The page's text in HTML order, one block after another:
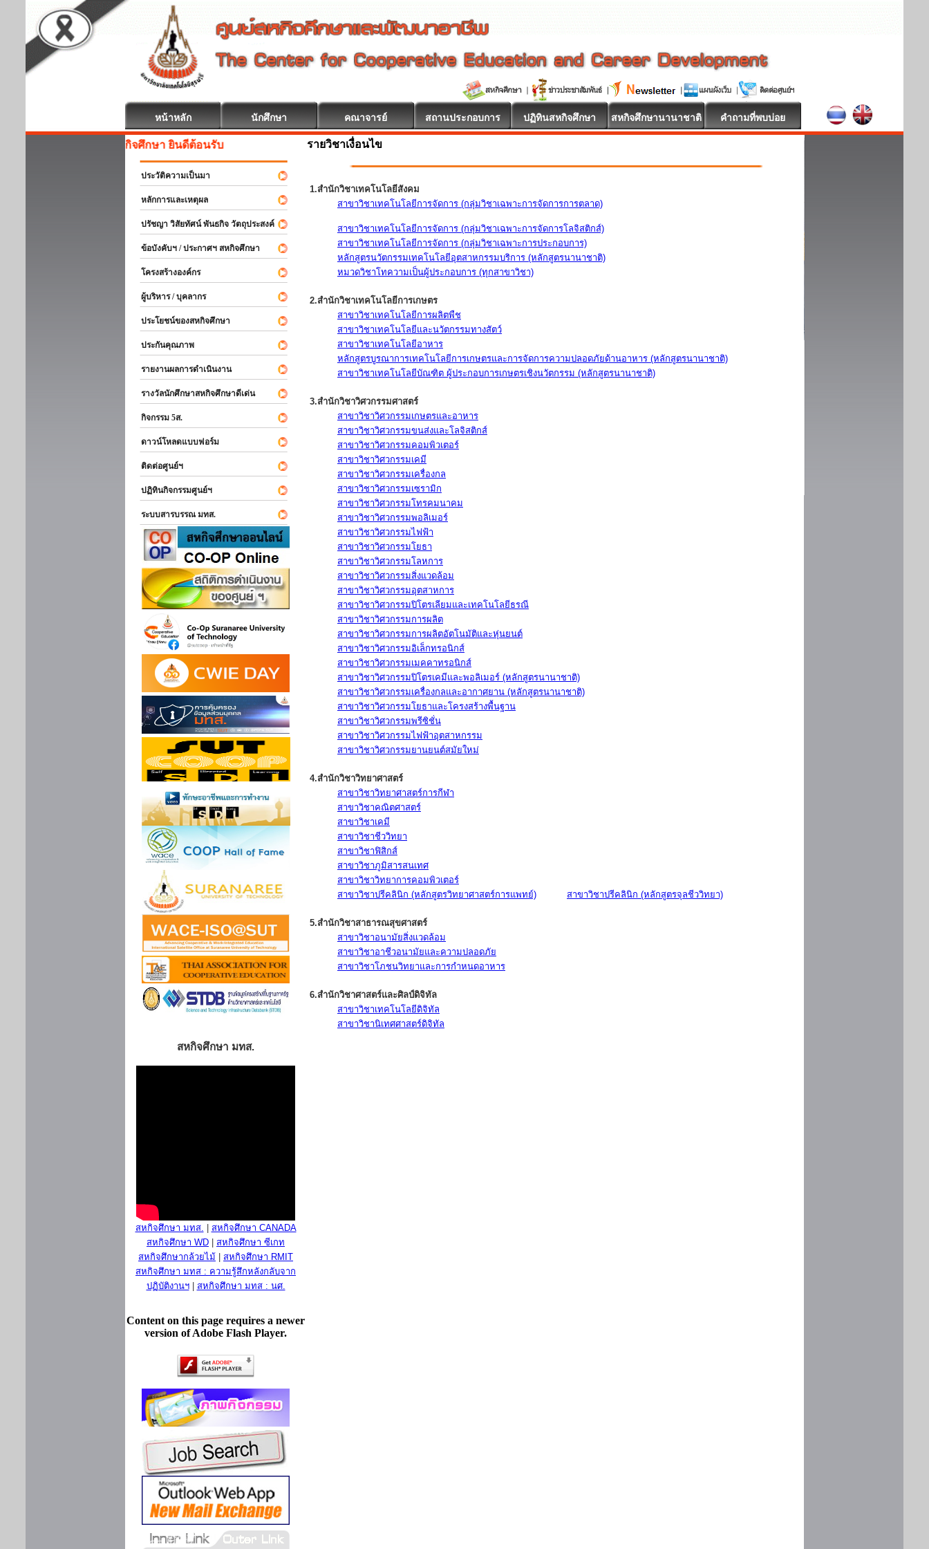
หน้าหลัก นักศึกษา คณาจารย์ สถานประกอบการ ปฏิทินสหกิจศึกษา สหกิจศึกษานานาชาติ คำถามที่พบบ่อย
สหกิจศึกษา ยินดีต้อนรับ
ประวัติความเป็นมา
หลักการและเหตุผล
ปรัชญา วิสัยทัศน์ พันธกิจ วัตถุประสงค์
ข้อบังคับฯ / ประกาศฯ สหกิจศึกษา
โครงสร้างองค์กร
ผู้บริหาร / บุคลากร
ประโยชน์ของสหกิจศึกษา
ประกันคุณภาพ
รายงานผลการดำเนินงาน
รางวัลนักศึกษาสหกิจศึกษาดีเด่น
กิจกรรม 5ส.
ดาวน์โหลดแบบฟอร์ม
ติดต่อศูนย์ฯ
ปฏิทินกิจกรรมศูนย์ฯ
ระบบสารบรรณ มทส.
สหกิจศึกษา มทส.
สหกิจศึกษา มทส.
สหกิจศึกษา CANADA
สหกิจศึกษา WD
สหกิจศึกษา ซีเกท
สหกิจศึกษากล้วยไม้
สหกิจศึกษา RMIT
สหกิจศึกษา มทส : ความรู้สึกหลังกลับจาก
ปฏิบัติงานฯ| สหกิจศึกษา มทส : นศ.
Content on this page requires a newer
version of Adobe Flash Player.
รายวิชาเงื่อนไข
1.สำนักวิชาเทคโนโลยีสังคม
สาขาวิชาเทคโนโลยีการจัดการ (กลุ่มวิชาเฉพาะการจัดการการตลาด)
สาขาวิชาเทคโนโลยีการจัดการ (กลุ่มวิชาเฉพาะการจัดการโลจิสติกส์)
สาขาวิชาเทคโนโลยีการจัดการ (กลุ่มวิชาเฉพาะการประกอบการ)
หลักสูตรนวัตกรรมเทคโนโลยีอุตสาหกรรมบริการ (หลักสูตรนานาชาติ)
หมวดวิชาโทความเป็นผู้ประกอบการ (ทุกสาขาวิชา)
2.สำนักวิชาเทคโนโลยีการเกษตร
สาขาวิชาเทคโนโลยีการผลิตพืช
สาขาวิชาเทคโนโลยีและนวัตกรรมทางสัตว์
สาขาวิชาเทคโนโลยีอาหาร
หลักสูตรบูรณาการเทคโนโลยีการเกษตรและการจัดการความปลอดภัยด้านอาหาร (หลักสูตรนานาชาติ)
สาขาวิชาเทคโนโลยีบัณฑิต ผู้ประกอบการเกษตรเชิงนวัตกรรม (หลักสูตรนานาชาติ)
3.สำนักวิชาวิศวกรรมศาสตร์
สาขาวิชาวิศวกรรมเกษตรและอาหาร
สาขาวิชาวิศวกรรมขนส่งและโลจิสติกส์
สาขาวิชาวิศวกรรมคอมพิวเตอร์
สาขาวิชาวิศวกรรมเคมี
สาขาวิชาวิศวกรรมเครื่องกล
สาขาวิชาวิศวกรรมเซรามิก
สาขาวิชาวิศวกรรมโทรคมนาคม
สาขาวิชาวิศวกรรมพอลิเมอร์
สาขาวิชาวิศวกรรมไฟฟ้า
สาขาวิชาวิศวกรรมโยธา
สาขาวิชาวิศวกรรมโลหการ
สาขาวิชาวิศวกรรมสิ่งแวดล้อม
สาขาวิชาวิศวกรรมอุตสาหการ
สาขาวิชาวิศวกรรมปิโตรเลียมและเทคโนโลยีธรณี
สาขาวิชาวิศวกรรมการผลิต
สาขาวิชาวิศวกรรมการผลิตอัตโนมัติและหุ่นยนต์
สาขาวิชาวิศวกรรมอิเล็กทรอนิกส์
สาขาวิชาวิศวกรรมเมคคาทรอนิกส์
สาขาวิชาวิศวกรรมปิโตรเคมีและพอลิเมอร์ (หลักสูตรนานาชาติ)
สาขาวิชาวิศวกรรมเครื่องกลและอากาศยาน (หลักสูตรนานาชาติ)
สาขาวิชาวิศวกรรมโยธาและโครงสร้างพื้นฐาน
สาขาวิชาวิศวกรรมพรีซิชั่น
สาขาวิชาวิศวกรรมไฟฟ้าอุตสาหกรรม
สาขาวิชาวิศวกรรมยานยนต์สมัยใหม่
4.สำนักวิชาวิทยาศาสตร์
สาขาวิชาวิทยาศาสตร์การกีฬา
สาขาวิชาคณิตศาสตร์
สาขาวิชาเคมี
สาขาวิชาชีววิทยา
สาขาวิชาฟิสิกส์
สาขาวิชาภูมิสารสนเทศ
สาขาวิชาวิทยาการคอมพิวเตอร์
สาขาวิชาปรีคลินิก (หลักสูตรวิทยาศาสตร์การแพทย์)
สาขาวิชาปรีคลินิก (หลักสูตรจุลชีววิทยา)
5.สำนักวิชาสาธารณสุขศาสตร์
สาขาวิชาอนามัยสิ่งแวดล้อม
สาขาวิชาอาชีวอนามัยและความปลอดภัย
สาขาวิชาโภชนวิทยาและการกำหนดอาหาร
6.สำนักวิชาศาสตร์และศิลป์ดิจิทัล
สาขาวิชาเทคโนโลยีดิจิทัล
สาขาวิชานิเทศศาสตร์ดิจิทัล